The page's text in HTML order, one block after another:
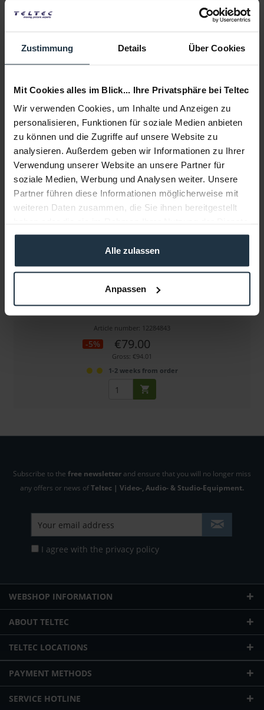
Zustimmung Details Über Cookies
Mit Cookies alles im Blick... Ihre Privatsphäre bei Teltec
Wir verwenden Cookies, um Inhalte und Anzeigen zu
personalisieren, Funktionen für soziale Medien anbieten
zu können und die Zugriffe auf unsere Website zu
analysieren. Außerdem geben wir Informationen zu Ihrer
Verwendung unserer Website an unsere Partner für
soziale Medien, Werbung und Analysen weiter. Unsere
Partner führen diese Informationen möglicherweise mit
weiteren Daten zusammen, die Sie ihnen bereitgestellt
gesammelt haben.
Alle zulassen
Anpassen
Manufacturer & Product Safety Information
Folgende Infos zum Hersteller sind verfübar...... more
More articles from +++ HPRC +++ look at
HPRC ZKT-HPRCCUB2700W
Schaumstoffeinlagen-Set, passend für HPRC2700W
Article number: 12284843
-5% €79.00
Gross: €94.01
1-2 weeks from order
Subscribe to the free newsletter and ensure that you will no longer miss
any offers or news ofTeltec | Video-, Audio- & Studio-Equipment.
I agree with the privacy policy
WEBSHOP INFORMATION
ABOUT TELTEC
TELTEC LOCATIONS
PAYMENT METHODS
SERVICE HOTLINE